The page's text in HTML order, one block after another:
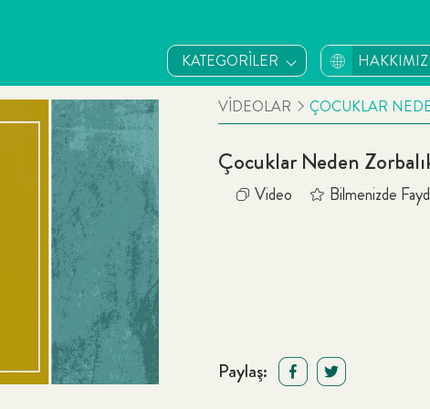
KATEGORİLER
VİDEOLAR ÇOCUKLAR
Çocuklar Neden
Video Bilmenizde
Paylaş: